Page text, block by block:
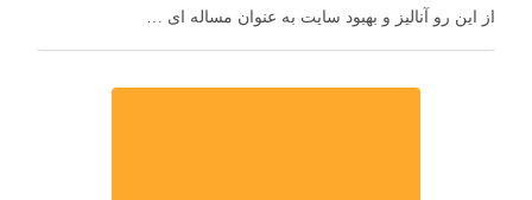
از این رو آنالیز و بهبود سایت به عنوان مساله ای …